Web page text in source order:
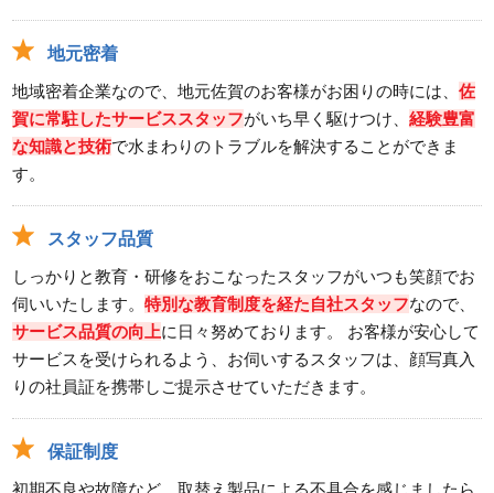
地元密着
地域密着企業なので、地元佐賀のお客様がお困りの時には、佐
賀に常駐したサービススタッフがいち早く駆けつけ、経験豊富
な知識と技術で水まわりのトラブルを解決することができま
す。
スタッフ品質
しっかりと教育・研修をおこなったスタッフがいつも笑顔でお
伺いいたします。特別な教育制度を経た自社スタッフなので、
サービス品質の向上に日々努めております。 お客様が安心して
サービスを受けられるよう、お伺いするスタッフは、顔写真入
りの社員証を携帯しご提示させていただきます。
保証制度